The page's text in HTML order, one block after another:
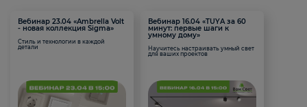
Вебинар 23.04 «Ambrella Volt
- новая коллекция Sigma»
Стиль и технологии в каждой
детали
Вебинар 16.04 «TUYA за 60
минут: первые шаги к
умному дому»
Научитесь настраивать умный свет
для ваших проектов